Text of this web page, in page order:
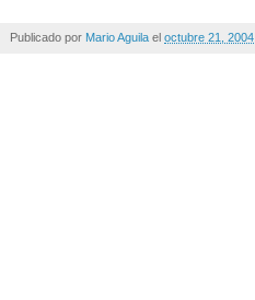
Publicado por Mario Aguila el octubre 21, 2004